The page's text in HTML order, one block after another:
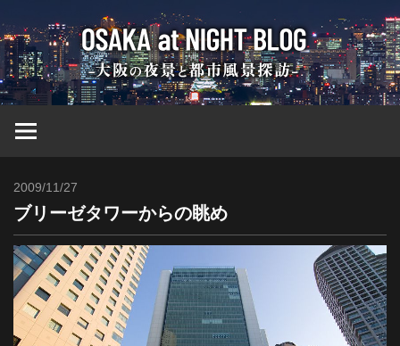
ン
テ
ン
ツ
大
阪
ブ
ロ
2009/11/27
ブリーゼタワーからの眺め